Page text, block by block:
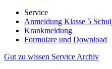
Service
Anmeldung Klasse 5
Krankmeldung
Formulare und Download
Gut zu wissen Service Archiv